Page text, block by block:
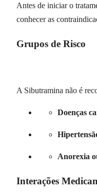
Antes de iniciar o
conhecer as
Grupos de Risco
A Sibutramina não é
Doenças
Anorexia
Interações